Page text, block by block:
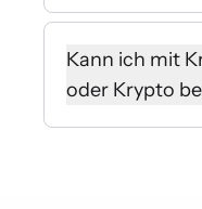
Ja, Sie können
Einstellungen
upgraden. Der
automatisch
Kann ich mit
oder Krypto